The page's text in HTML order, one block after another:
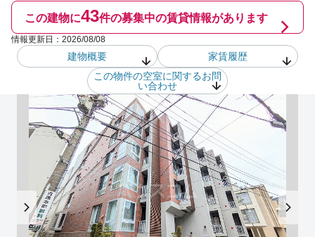
この建物に43件の募集中の賃貸情報があります
情報更新日： 2026/08/08
建物概要
家賃履歴
この物件の空室に関するお問
い合わせ